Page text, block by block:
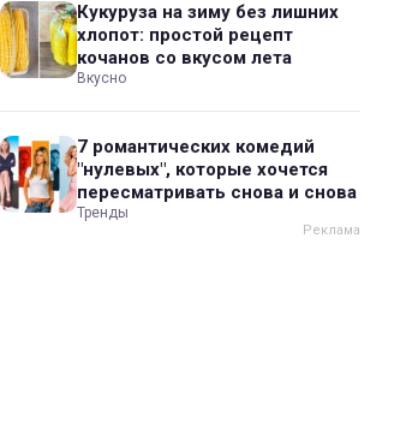
Кукуруза на зиму без лишних
хлопот: простой рецепт
кочанов со вкусом лета
Вкусно
7 романтических комедий
"нулевых", которые хочется
пересматривать снова и снова
Тренды